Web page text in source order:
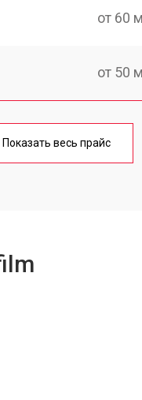
от 60
от 50
от 70
Показать весь прайс